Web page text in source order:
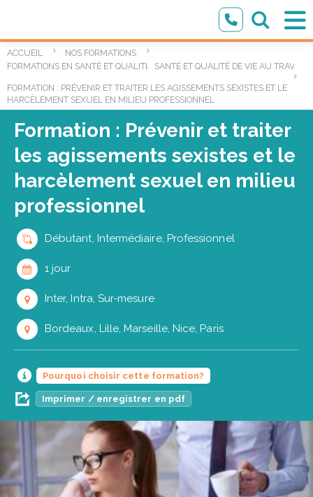
ACCUEIL
NOS FORMATIONS
FORMATIONS EN SANTÉ ET QUALITÉ DE VIE AU TRAVAIL
, SANTÉ ET QUALITÉ DE VIE AU TRAVAIL
FORMATION : PRÉVENIR ET TRAITER LES AGISSEMENTS SEXISTES ET LE
HARCÈLEMENT SEXUEL EN MILIEU PROFESSIONNEL
Formation : Prévenir et traiter
les agissements sexistes et le
harcèlement sexuel en milieu
professionnel
Débutant, Intermédiaire, Professionnel
1 jour
Inter, Intra, Sur-mesure
Bordeaux, Lille, Marseille, Nice, Paris
Pourquoi choisir cette formation?
Imprimer / enregistrer en pdf